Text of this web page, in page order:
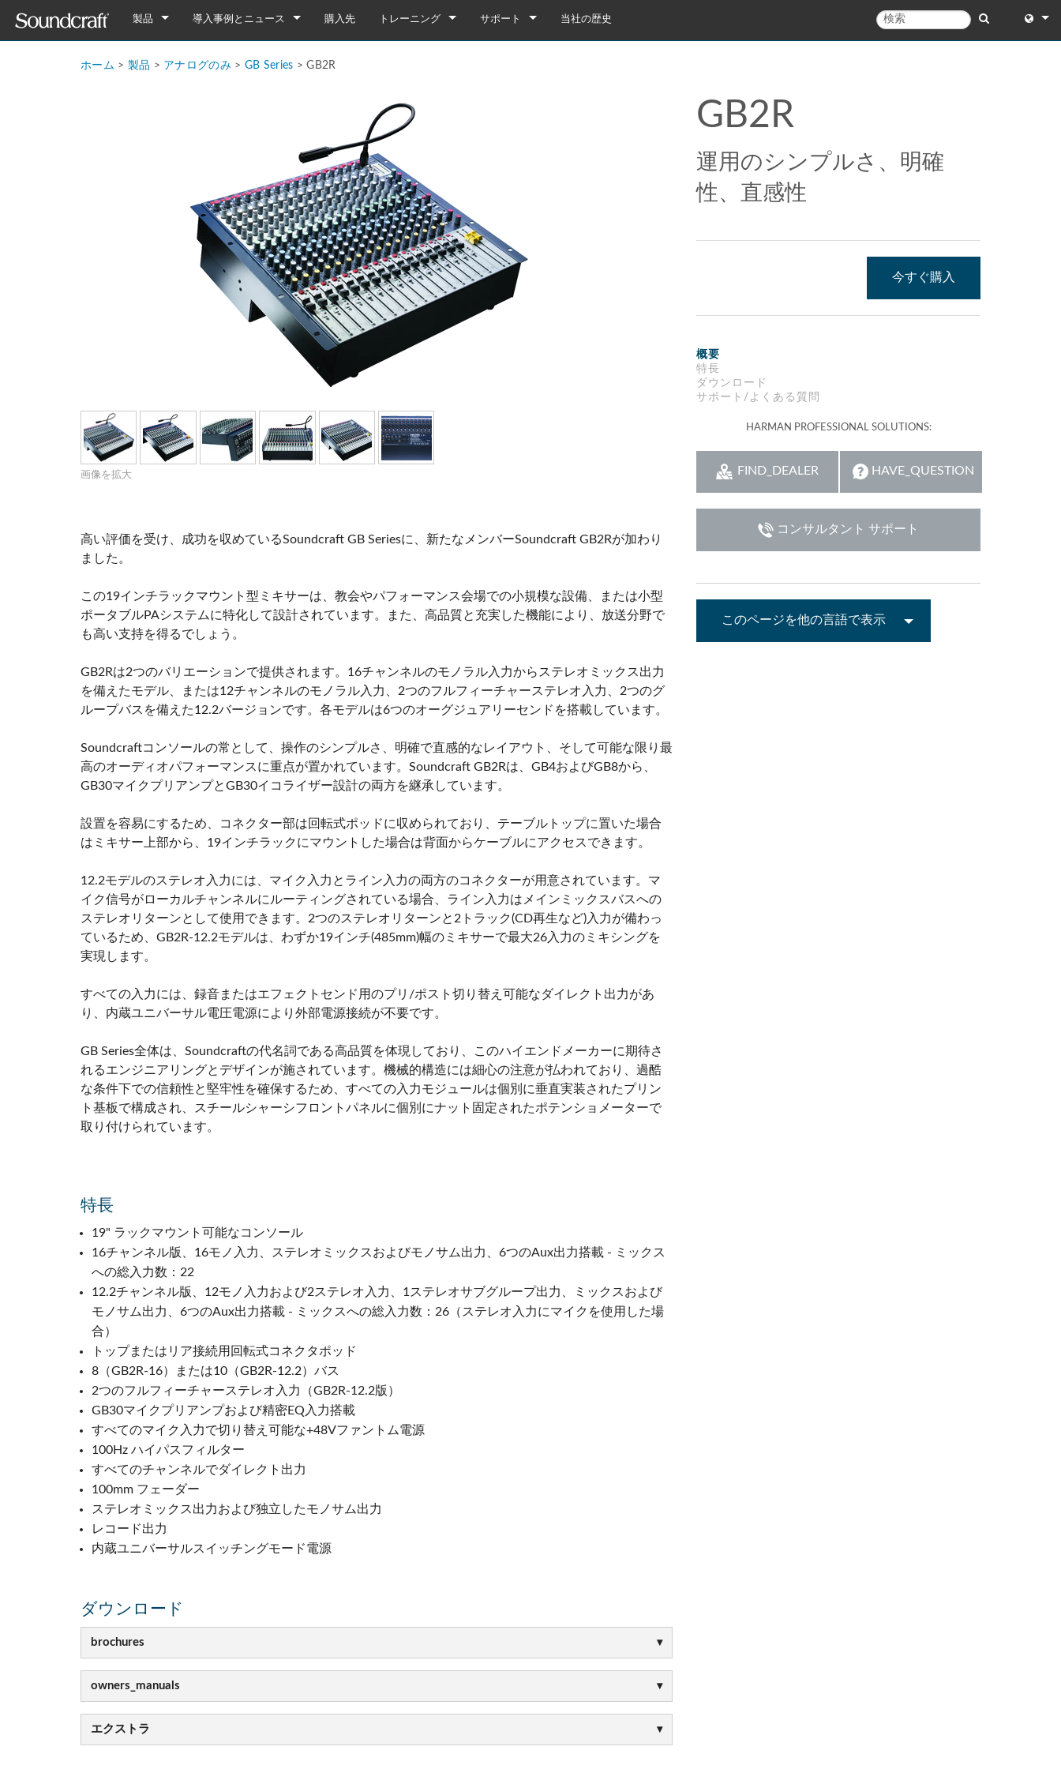
製品
Vi1000
Vi400/600 Upgrade
Vi StageboxesVi Stagebox
Mini Stagebox 32i/16i
Mini Stagebox 32R/16R
Compact Stagebox
Vi Option CardsVi Option Cards
Vi Mobile AppsViSi Remote
ViSi Listen
Audio Calc Toolkit
Si Performer 1
Si Impact
Si Expression 3
Si Expression 2
Si Expression 1
Si StageboxesMini Stagebox 32i/16i
Mini Stagebox 32R/16R
Compact Stagebox
Si Option CardsSi Option Cards
Si Mobile AppsViSi Remote
Audio Calc Toolkit
Ui12
GB2
GB2R
FX16ii
EFX Series EFX12
EFX8
EPM Series EPM12
EPM8
EPM6
導入事例とニュース 購入先 トレーニング サポート
製品登録
サービス
デモ＆オフラインエディター
UI 24 ソフトウェアデモ(タブレット)
当社の歴史
ホーム > 製品 > アナログのみ> GB Series >GB2R
画像を拡大
高い評価を受け、成功を収めているSoundcraft GB Seriesに、新たなメンバーSoundcraft GB2Rが加わり
ました。
この19インチラックマウント型ミキサーは、教会やパフォーマンス会場での小規模な設備、または小型
ポータブルPAシステムに特化して設計されています。また、高品質と充実した機能により、放送分野で
も高い支持を得るでしょう。
GB2Rは2つのバリエーションで提供されます。16チャンネルのモノラル入力からステレオミックス出力
を備えたモデル、または12チャンネルのモノラル入力、2つのフルフィーチャーステレオ入力、2つのグ
ループバスを備えた12.2バージョンです。各モデルは6つのオーグジュアリーセンドを搭載しています。
Soundcraftコンソールの常として、操作のシンプルさ、明確で直感的なレイアウト、そして可能な限り最
高のオーディオパフォーマンスに重点が置かれています。Soundcraft GB2Rは、GB4およびGB8から、
GB30マイクプリアンプとGB30イコライザー設計の両方を継承しています。
設置を容易にするため、コネクター部は回転式ポッドに収められており、テーブルトップに置いた場合
はミキサー上部から、19インチラックにマウントした場合は背面からケーブルにアクセスできます。
12.2モデルのステレオ入力には、マイク入力とライン入力の両方のコネクターが用意されています。マ
イク信号がローカルチャンネルにルーティングされている場合、ライン入力はメインミックスバスへの
ステレオリターンとして使用できます。2つのステレオリターンと2トラック(CD再生など)入力が備わっ
ているため、GB2R-12.2モデルは、わずか19インチ(485mm)幅のミキサーで最大26入力のミキシングを
実現します。
すべての入力には、録音またはエフェクトセンド用のプリ/ポスト切り替え可能なダイレクト出力があ
り、内蔵ユニバーサル電圧電源により外部電源接続が不要です。
GB Series全体は、Soundcraftの代名詞である高品質を体現しており、このハイエンドメーカーに期待さ
れるエンジニアリングとデザインが施されています。機械的構造には細心の注意が払われており、過酷
な条件下での信頼性と堅牢性を確保するため、すべての入力モジュールは個別に垂直実装されたプリン
ト基板で構成され、スチールシャーシフロントパネルに個別にナット固定されたポテンショメーターで
取り付けられています。
特長
19" ラックマウント可能なコンソール
16チャンネル版、16モノ入力、ステレオミックスおよびモノサム出力、6つのAux出力搭載 - ミックス
への総入力数：22
12.2チャンネル版、12モノ入力および2ステレオ入力、1ステレオサブグループ出力、ミックスおよび
モノサム出力、6つのAux出力搭載 - ミックスへの総入力数：26（ステレオ入力にマイクを使用した場
合）
トップまたはリア接続用回転式コネクタポッド
8（GB2R-16）または10（GB2R-12.2）バス
2つのフルフィーチャーステレオ入力（GB2R-12.2版）
GB30マイクプリアンプおよび精密EQ入力搭載
すべてのマイク入力で切り替え可能な+48Vファントム電源
100Hz ハイパスフィルター
すべてのチャンネルでダイレクト出力
100mm フェーダー
ステレオミックス出力および独立したモノサム出力
レコード出力
内蔵ユニバーサルスイッチングモード電源
ダウンロード
brochures
owners_manuals
エクストラ
GB2R
運用のシンプルさ、明確
性、直感性
今すぐ購入
概要
特長
ダウンロード
サポート/よくある質問
HARMAN PROFESSIONAL SOLUTIONS:
FIND_DEALER HAVE_QUESTION
コンサルタント サポート
このページを他の言語で表示